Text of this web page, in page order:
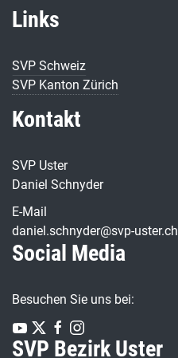
Links
SVP Schweiz
SVP Kanton Zürich
Kontakt
SVP Uster
Daniel Schnyder
E-Mail
daniel.schnyder@svp-uster.ch
Social Media
Besuchen Sie uns bei:
SVP Bezirk Uster